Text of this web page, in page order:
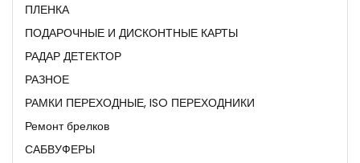
ПЛЕНКА
ПОДАРОЧНЫЕ И ДИСКОНТНЫЕ КАРТЫ
РАДАР ДЕТЕКТОР
РАЗНОЕ
РАМКИ ПЕРЕХОДНЫЕ, ISO ПЕРЕХОДНИКИ
Ремонт брелков
САБВУФЕРЫ